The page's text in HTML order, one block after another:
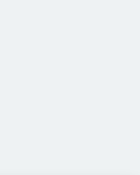
się w nowym oknie)
oknie)
oknie)